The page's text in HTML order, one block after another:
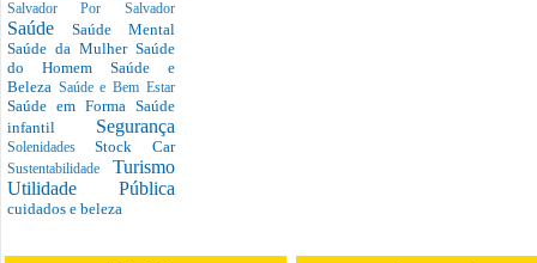
Salvador Por Salvador
Saúde Saúde Mental
Saúde da Mulher Saúde
do Homem Saúde e
Beleza Saúde e Bem Estar
Saúde em Forma Saúde
infantil Segurança
SolenidadesStock Car
Sustentabilidade Turismo
Utilidade Pública
cuidados e beleza